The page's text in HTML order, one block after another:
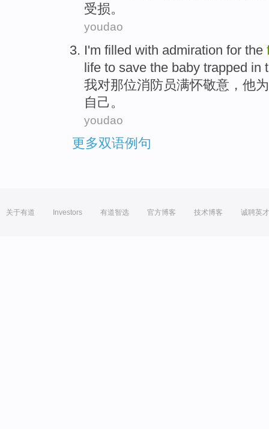
受损。
youdao
I'm filled with admiration for the
life to save the baby trapped in
我对那位消防员满怀敬意， 他
自己。
youdao
更多双语例句
关于有道 Investors 有道智选 官方博客 技术博客 诚聘英才